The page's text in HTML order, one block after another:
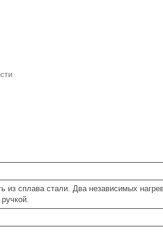
сплава стали. Два независимых